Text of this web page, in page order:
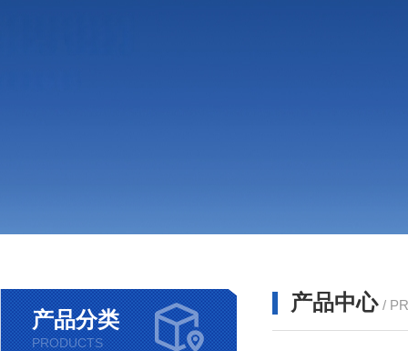
产品中心 /
产品分类
PRODUCTS